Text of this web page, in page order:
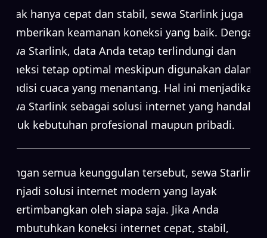
Tidak hanya cepat dan stabil, sewa Starlink juga
memberikan keamanan koneksi yang baik. Dengan
sewa Starlink, data Anda tetap terlindungi dan
koneksi tetap optimal meskipun digunakan dalam
kondisi cuaca yang menantang. Hal ini menjadikan
sewa Starlink sebagai solusi internet yang handal
untuk kebutuhan profesional maupun pribadi.
Dengan semua keunggulan tersebut, sewa Starlink
menjadi solusi internet modern yang layak
dipertimbangkan oleh siapa saja. Jika Anda
membutuhkan koneksi internet cepat, stabil,